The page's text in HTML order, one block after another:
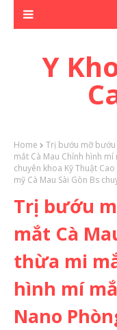
Y
Home
Trị bướu mỡ
mắt Cà Mau Chỉnh hình
chuyên khoa Kỹ Thuật
mỹ Cà Mau Sài Gòn Bs
Trị bướu
mắt Cà
thừa mi
hình mí
Nano